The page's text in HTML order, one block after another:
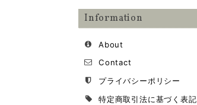
Information
About
Contact
プライバシーポリシー
特定商取引法に基づく表記